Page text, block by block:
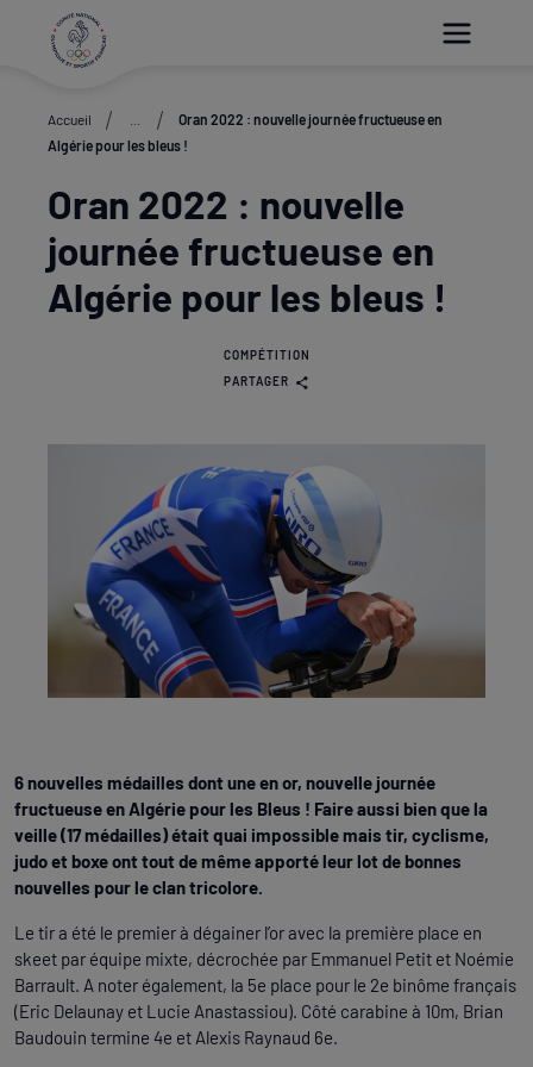
Accueil
Oran 2022 : nouvelle journée fructueuse en
Algérie pour les bleus !
Oran 2022 : nouvelle
journée fructueuse en
Algérie pour les bleus !
COMPÉTITION
PARTAGER
6 nouvelles médailles dont une en or, nouvelle journée
fructueuse en Algérie pour les Bleus ! Faire aussi bien que la
veille (17 médailles) était quai impossible mais tir, cyclisme,
judo et boxe ont tout de même apporté leur lot de bonnes
nouvelles pour le clan tricolore.
Le tir a été le premier à dégainer l’or avec la première place en
skeet par équipe mixte, décrochée par Emmanuel Petit et Noémie
Barrault. A noter également, la 5e place pour le 2e binôme français
(Eric Delaunay et Lucie Anastassiou). Côté carabine à 10m, Brian
Baudouin termine 4e et Alexis Raynaud 6e.
Paramétrer les cookies